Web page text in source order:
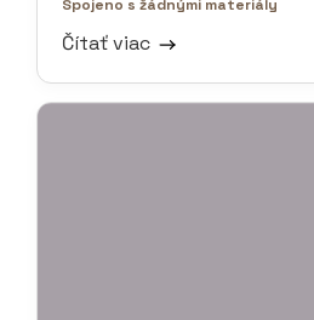
Spojeno s žádnými materiály
Čítať viac